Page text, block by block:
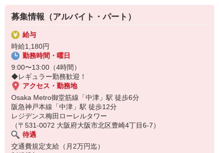
お仕事環境です。
◆こんな方をお待ちしています♪
・しっかり稼ぎたい方
・Wワーク、副業、掛け持ちOK
・運動不足解消に少し体を動かしたい方
・定年過ぎても働きたい方
＊もちろん経験者の方も大歓迎
募集情報（アルバイト・パート）
給与
時給1,180円
勤務時間・曜日
9:00〜13:00（4時間）
◆レギュラー勤務歓迎！
アクセス・勤務地
Osaka Metro御堂筋線「中津」駅 徒歩6分
阪急神戸本線「中津」駅 徒歩12分
レジデンス梅田ローレルタワー
（〒531-0072 大阪府大阪市北区豊崎4丁目6-7）
待遇
交通費規定支給（月2万円迄）